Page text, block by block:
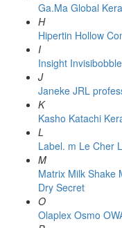
Ga.Ma Global
H
Hipertin Hollow
I
Insight Invisibobble
J
Janeke JRL
K
Kasho Katachi
L
Label. m Le Cher
M
Matrix Milk Shake
Dry Secret
O
Olaplex Osmo